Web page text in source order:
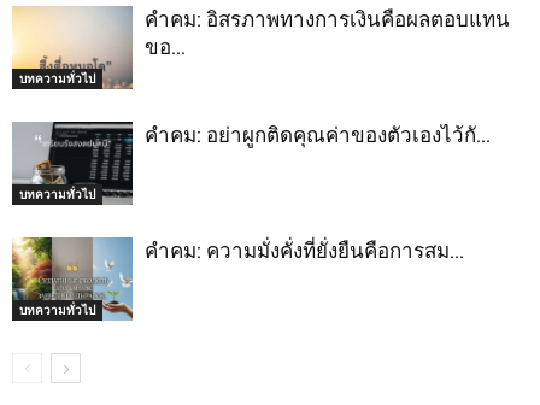
บทความทั่วไป
คำคม: อิสรภาพทางการเงินคือผลตอบแทน
ขอ…
บทความทั่วไป
คำคม: อย่าผูกติดคุณค่าของตัวเองไว้กั…
บทความทั่วไป
คำคม: ความมั่งคั่งที่ยั่งยืนคือการสม…